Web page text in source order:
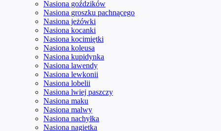
Nasiona goździków
Nasiona groszku pachnącego
Nasiona jeżówki
Nasiona kocanki
Nasiona kocimiętki
Nasiona koleusa
Nasiona kupidynka
Nasiona lawendy
Nasiona lewkonii
Nasiona lobelii
Nasiona lwiej paszczy
Nasiona maku
Nasiona malwy
Nasiona nachyłka
Nasiona nagietka